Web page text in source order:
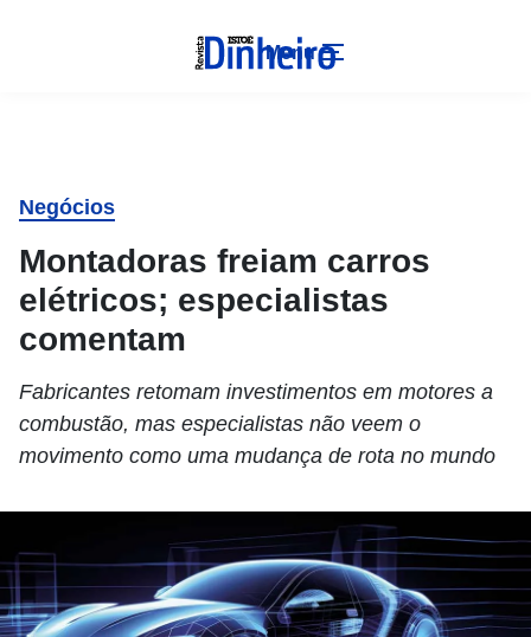
Menu
Negócios
Montadoras freiam carros
elétricos; especialistas
comentam
Fabricantes retomam investimentos em motores a
combustão, mas especialistas não veem o
movimento como uma mudança de rota no mundo